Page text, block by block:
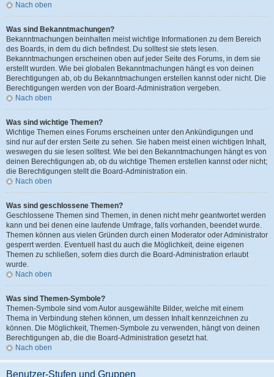
Nach oben
Was sind Bekanntmachungen?
Bekanntmachungen beinhalten meist wichtige Informationen zu dem Bereich
des Boards, in dem du dich befindest. Du solltest sie stets lesen.
Bekanntmachungen erscheinen oben auf jeder Seite des Forums, in dem sie
erstellt wurden. Wie bei globalen Bekanntmachungen hängt es von deinen
Berechtigungen ab, ob du Bekanntmachungen erstellen kannst oder nicht. Die
Berechtigungen werden von der Board-Administration vergeben.
Nach oben
Was sind wichtige Themen?
Wichtige Themen eines Forums erscheinen unter den Ankündigungen und
sind nur auf der ersten Seite zu sehen. Sie haben meist einen wichtigen Inhalt,
weswegen du sie lesen solltest. Wie bei den Bekanntmachungen hängt es von
deinen Berechtigungen ab, ob du wichtige Themen erstellen kannst oder nicht;
die Berechtigungen stellt die Board-Administration ein.
Nach oben
Was sind geschlossene Themen?
Geschlossene Themen sind Themen, in denen nicht mehr geantwortet werden
kann und bei denen eine laufende Umfrage, falls vorhanden, beendet wurde.
Themen können aus vielen Gründen durch einen Moderator oder Administrator
gesperrt werden. Eventuell hast du auch die Möglichkeit, deine eigenen
Themen zu schließen, sofern dies durch die Board-Administration erlaubt
wurde.
Nach oben
Was sind Themen-Symbole?
Themen-Symbole sind vom Autor ausgewählte Bilder, welche mit einem
Thema in Verbindung stehen können, um dessen Inhalt kennzeichnen zu
können. Die Möglichkeit, Themen-Symbole zu verwenden, hängt von deinen
Berechtigungen ab, die die Board-Administration gesetzt hat.
Nach oben
Benutzer-Stufen und Gruppen